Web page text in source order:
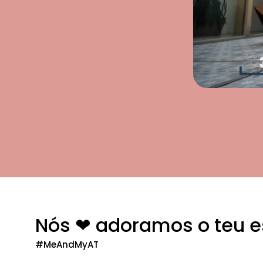
Nós ❤ adoramos o teu
#MeAndMyAT